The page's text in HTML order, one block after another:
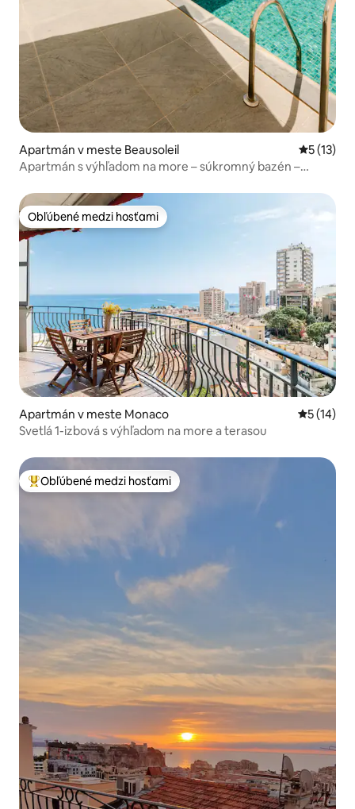
Apartmán v meste Beausoleil
5 (13)
Apartmán s výhľadom na more – súkromný bazén –
Obľúbené medzi hosťami
Obľúbené medzi hosťami
Apartmán v meste Monaco
5 (14)
Svetlá 1-izbová s výhľadom na more a terasou
Najobľúbenejšie medzi hosťami
Obľúbené medzi hosťami